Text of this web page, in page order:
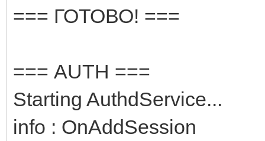
=== ГОТОВО! ===
=== AUTH ===
Starting AuthdService...
info : OnAddSession